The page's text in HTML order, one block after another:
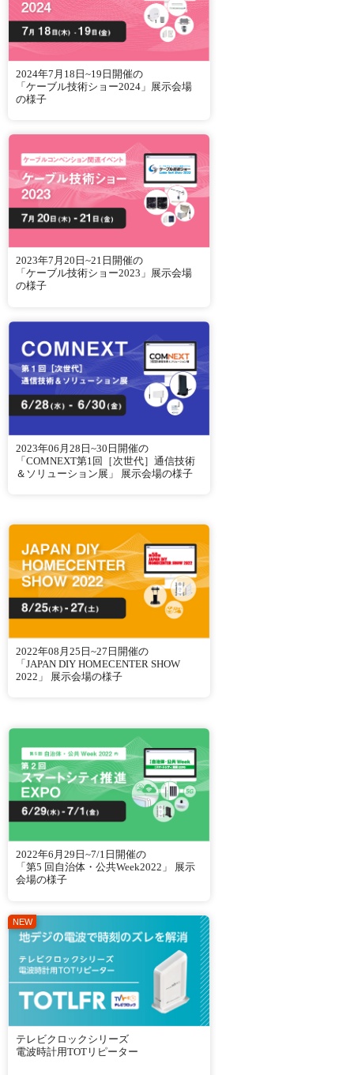
2024年7月18日~19日開催の
「ケーブル技術ショー2024」展示会場
の様子
2023年7月20日~21日開催の
「ケーブル技術ショー2023」展示会場
の様子
2023年06月28日~30日開催の
「COMNEXT第1回［次世代］通信技術
＆ソリューション展」 展示会場の様子
2022年08月25日~27日開催の
「JAPAN DIY HOMECENTER SHOW
2022」 展示会場の様子
2022年6月29日~7/1日開催の
「第5 回自治体・公共Week2022」 展示
会場の様子
テレビクロックシリーズ
電波時計用TOTリピーター